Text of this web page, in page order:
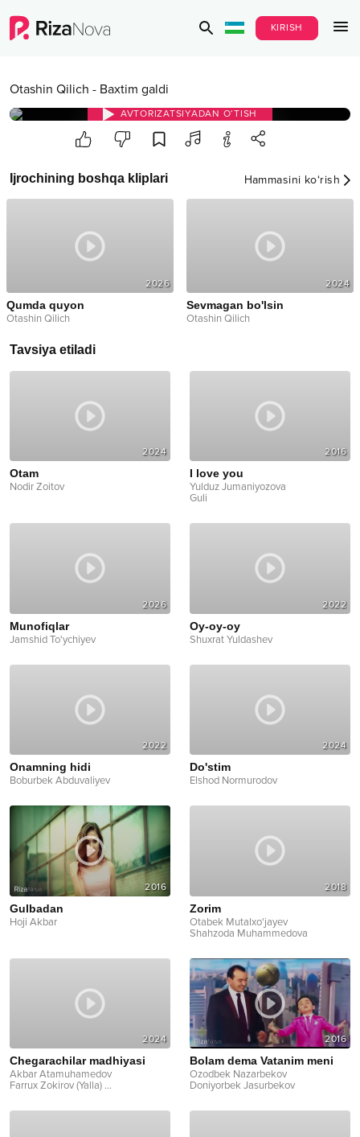
KIRISH
Otashin Qilich - Baxtim galdi
AVTORIZATSIYADAN O‘TISH
Ijrochining boshqa kliplari Hammasini ko‘rish
2026
Qumda quyon
Otashin Qilich
2024
Sevmagan bo'lsin
Otashin Qilich
Tavsiya etiladi
2024
Otam
Nodir Zoitov
2016
I love you
Yulduz Jumaniyozova
Guli
2026
Munofiqlar
Jamshid To'ychiyev
2022
Oy-oy-oy
Shuxrat Yuldashev
2022
Onamning hidi
Boburbek Abduvaliyev
2024
Do'stim
Elshod Normurodov
2016
Gulbadan
Hoji Akbar
2018
Zorim
Otabek Mutalxo'jayev
Shahzoda Muhammedova
2024
Chegarachilar madhiyasi
Akbar Atamuhamedov
Farrux Zokirov (Yalla) ...
2016
Bolam dema Vatanim meni
Ozodbek Nazarbekov
Doniyorbek Jasurbekov